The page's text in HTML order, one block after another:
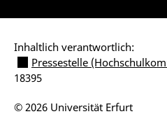
Inhaltlich verantwortlich:
Pressestelle
18395
© 2026 Universität Erfurt